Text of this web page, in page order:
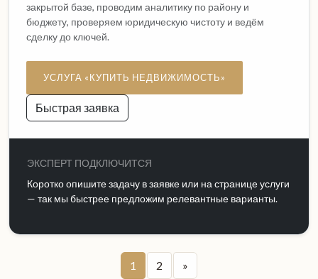
закрытой базе, проводим аналитику по району и
бюджету, проверяем юридическую чистоту и ведём
сделку до ключей.
УСЛУГА «КУПИТЬ НЕДВИЖИМОСТЬ»
Быстрая заявка
ЭКСПЕРТ ПОДКЛЮЧИТСЯ
Коротко опишите задачу в заявке или на странице услуги
— так мы быстрее предложим релевантные варианты.
1 2 »